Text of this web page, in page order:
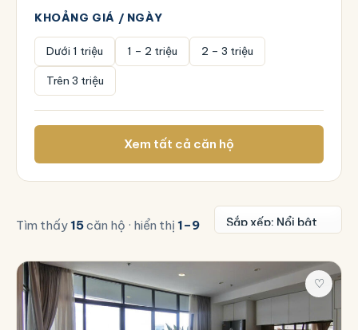
KHOẢNG GIÁ / NGÀY
Dưới 1 triệu 1 – 2 triệu 2 – 3 triệu
Trên 3 triệu
Xem tất cả căn hộ
Tìm thấy15căn hộ · hiển thị 1–9
♡